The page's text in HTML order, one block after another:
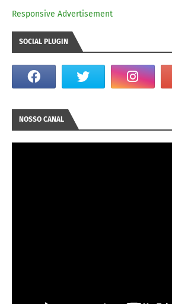
Responsive Advertisement
SOCIAL PLUGIN
NOSSO CANAL